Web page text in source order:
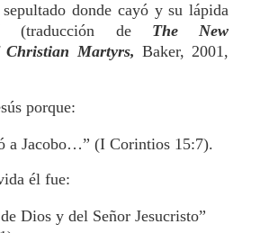
donde cayó y su lápida
(traducción de The New
Christian Martyrs, Baker, 2001,
porque:
a Jacobo…” (I Corintios 15:7).
él fue:
Dios y del Señor Jesucristo”